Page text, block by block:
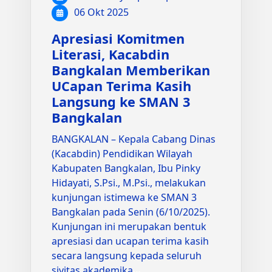
06 Okt 2025
Apresiasi Komitmen
Literasi, Kacabdin
Bangkalan Memberikan
UCapan Terima Kasih
Langsung ke SMAN 3
Bangkalan
BANGKALAN – Kepala Cabang Dinas
(Kacabdin) Pendidikan Wilayah
Kabupaten Bangkalan, Ibu Pinky
Hidayati, S.Psi., M.Psi., melakukan
kunjungan istimewa ke SMAN 3
Bangkalan pada Senin (6/10/2025).
Kunjungan ini merupakan bentuk
apresiasi dan ucapan terima kasih
secara langsung kepada seluruh